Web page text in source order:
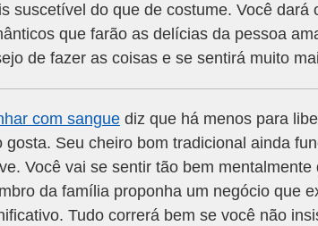
suscetível do que de costume. Você dará
que farão as delícias da pessoa
de fazer as coisas e se sentirá muito
com sangue diz que há menos para
gosta. Seu cheiro bom tradicional ainda
Você vai se sentir tão bem
da família proponha um negócio que
Tudo correrá bem se você não